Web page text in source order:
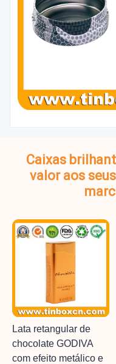
Caixas
valor aos
Lata retangular de
chocolate GODIVA
com efeito metálico e